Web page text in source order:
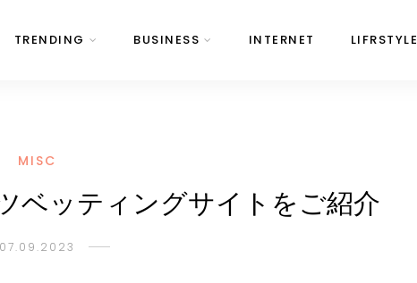
TRENDING BUSINESS INTERNET LIFRSTYLE
MISC
ベッティングサイトをご紹介
07.09.2023